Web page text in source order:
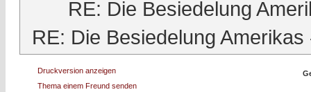
RE: Die Besiedelung
RE: Die Besiedelung Amerikas
Druckversion anzeigen
Thema einem Freund senden